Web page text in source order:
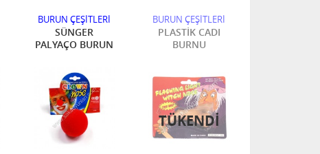
BURUN ÇEŞİTLERİ
SÜNGER
PALYAÇO BURUN
BURUN ÇEŞİTLERİ
PLASTİK CADI
BURNU
TÜKENDI